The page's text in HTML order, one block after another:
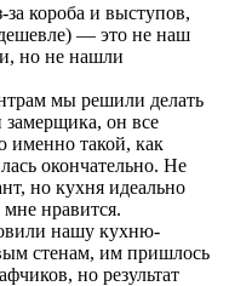
короба и выступов,
— это не наш
но не нашли
мы решили делать
он все
именно такой, как
окончательно. Не
но кухня идеально
нравится.
нашу кухню-
стенам, им пришлось
но результат